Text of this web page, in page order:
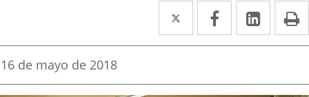
Twitter
Enlace
a
aplicación
Facebook
Enlace
a
aplicación
Enlace
a
Fecha
la
16 de mayo de 2018